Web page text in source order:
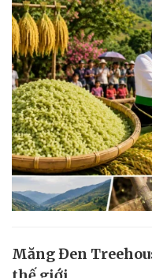
Măng Đen